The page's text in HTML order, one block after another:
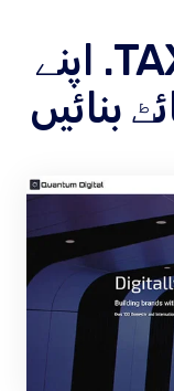
اپنے .TAX ڈومین کے تحت
بنائیں